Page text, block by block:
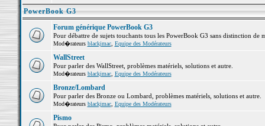
PowerBook G3
Forum générique PowerBook G3
Pour débattre de sujets touchants tous les PowerBook G3 sans distinction de
Mod�rateurs blackjmac, Equipe des Modérateurs
WallStreet
Pour parler des WallStreet, problèmes matériels, solutions et autre.
Mod�rateurs blackjmac, Equipe des Modérateurs
Bronze/Lombard
Pour parler des Bronze ou Lombard, problèmes matériels, solutions et autre.
Mod�rateurs blackjmac, Equipe des Modérateurs
Pismo